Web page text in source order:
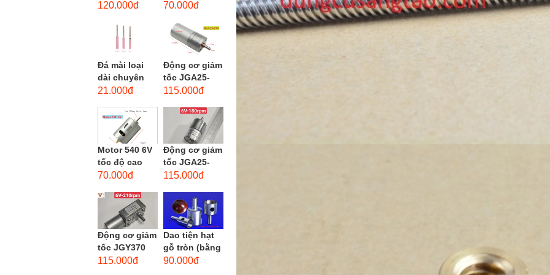
phẳng - độ
120.000đ
dùng cho mũi
M12
70.000đ
Đá mài loại
dài chuyên
dùng mài
loại, đá mài
cạnh,...
21.000đ
Động cơ giảm
tốc JGA25-
370 3-12 VDC.
mini JGA25-
115.000đ
Motor 540 6V
tốc độ cao
20.000 vòng/
torque
70.000đ
Động cơ giảm
tốc JGA25-
310 6-12 VDC.
mini JGA25-
310
115.000đ
Động cơ giảm
tốc JGY370
DC bánh răng
115.000đ
Dao tiện hạt
gỗ tròn (bằng
thép trắng)
90.000đ